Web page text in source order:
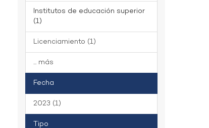
Institutos de educación superior
(1)
Licenciamiento (1)
... más
Fecha
2023 (1)
Tipo